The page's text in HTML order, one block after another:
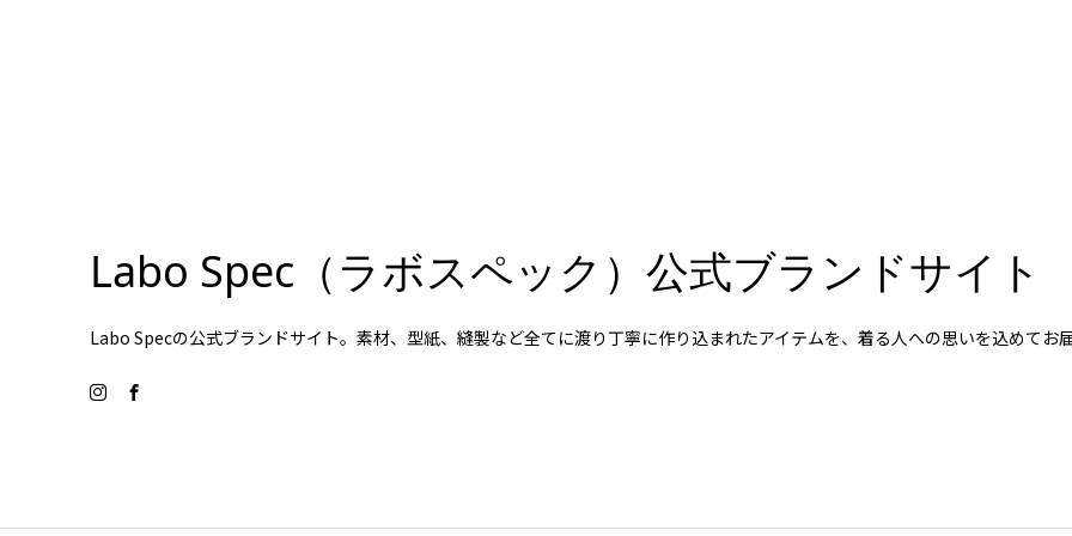
Labo Spec（ラボスペック）公式ブランドサイト
Labo Specの公式ブランドサイト。素材、型紙、縫製など全てに渡り丁寧に作り込まれたアイテムを、着る人への思いを込めてお